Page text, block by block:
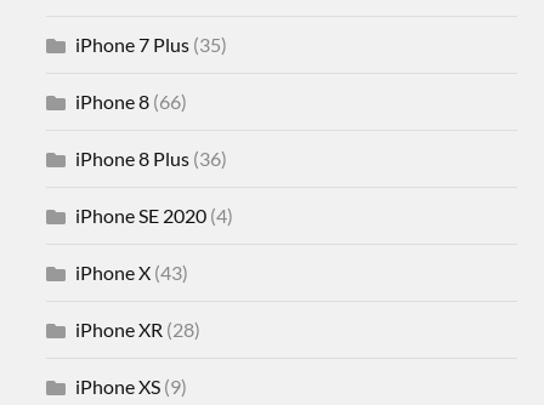
iPhone 7 Plus (35)
iPhone 8 (66)
iPhone 8 Plus (36)
iPhone SE 2020 (4)
iPhone X (43)
iPhone XR (28)
iPhone XS (9)